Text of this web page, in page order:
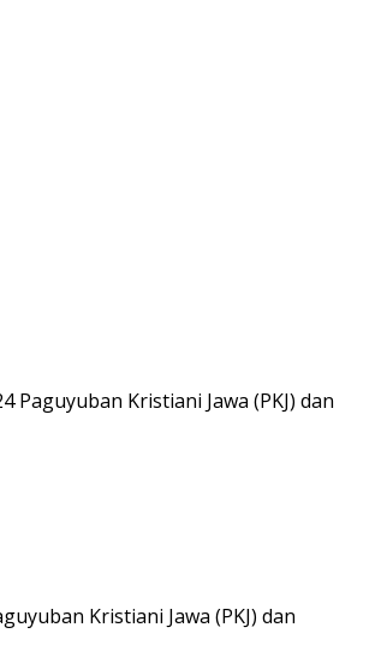
Kristiani Jawa (PKJ) dan
Kristiani Jawa (PKJ) dan